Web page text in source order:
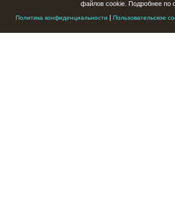
файлов cookie. Подробнее по
Политика конфиденциальности | Пользовательское